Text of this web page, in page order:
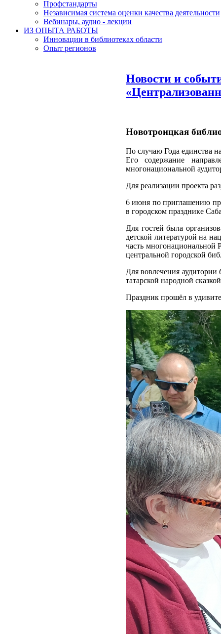
Профстандарты
Независимая система оценки качества деятельности
Вебинары, аудио - лекции
ИЗ ОПЫТА РАБОТЫ
Инновации в библиотеках области
Опыт регионов
Новости и
Новотроицкая
По случаю Года единства
Его содержание
многонациональной
Для реализации проекта
6 июня по приглашению
в городском празднике
Для гостей была
детской литературой на
часть многонациональной
центральной городской
Для вовлечения
татарской народной
Праздник прошёл в